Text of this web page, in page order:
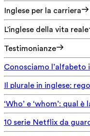
Inglese per la carriera
L'inglese della vita reale
Testimonianze
Conosciamo l’alfabeto
Il plurale in inglese:
‘Who’ e ‘whom’: qual
10 serie Netflix da